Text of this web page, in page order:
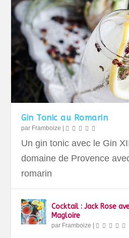
Gin Tonic au Romarin
par Framboize |
Un gin tonic avec le Gin
domaine de Provence
romarin
Cocktail : Jack Rose
Magloire
par Framboize |